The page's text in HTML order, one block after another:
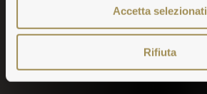
Accetta selezionati
Rifiuta